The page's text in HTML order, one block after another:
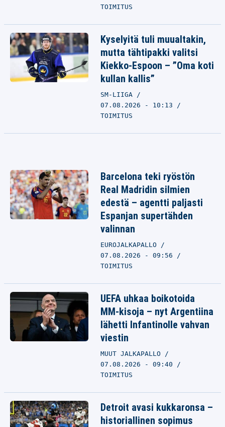
TOIMITUS
Kyselyitä tuli muualtakin,
mutta tähtipakki valitsi
Kiekko-Espoon – ”Oma koti
kullan kallis”
SM-LIIGA
07.08.2026 - 10:13
TOIMITUS
Barcelona teki ryöstön
Real Madridin silmien
edestä – agentti paljasti
Espanjan supertähden
valinnan
EUROJALKAPALLO
07.08.2026 - 09:56
TOIMITUS
UEFA uhkaa boikotoida
MM-kisoja – nyt Argentiina
lähetti Infantinolle vahvan
viestin
MUUT JALKAPALLO
07.08.2026 - 09:40
TOIMITUS
Detroit avasi kukkaronsa –
historiallinen sopimus